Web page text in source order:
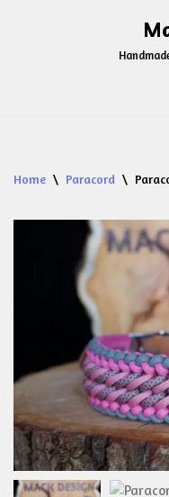
Home \ Paracord \